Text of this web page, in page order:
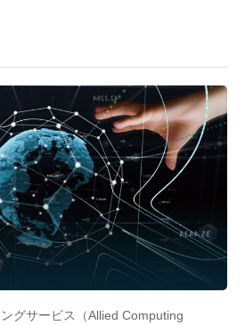
グサービス（Allied Computing